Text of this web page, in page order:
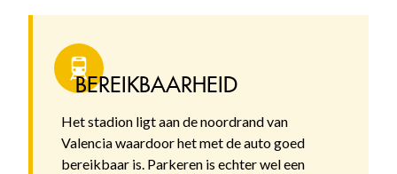
BEREIKBAARHEID
Het stadion ligt aan de noordrand van
Valencia waardoor het met de auto goed
bereikbaar is. Parkeren is echter wel een